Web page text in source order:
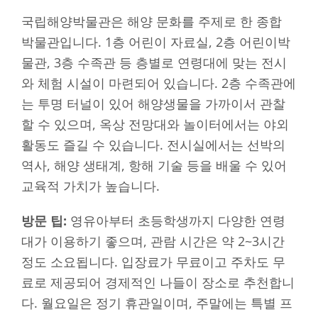
국립해양박물관은 해양 문화를 주제로 한 종합
박물관입니다. 1층 어린이 자료실, 2층 어린이박
물관, 3층 수족관 등 층별로 연령대에 맞는 전시
와 체험 시설이 마련되어 있습니다. 2층 수족관에
는 투명 터널이 있어 해양생물을 가까이서 관찰
할 수 있으며, 옥상 전망대와 놀이터에서는 야외
활동도 즐길 수 있습니다. 전시실에서는 선박의
역사, 해양 생태계, 항해 기술 등을 배울 수 있어
교육적 가치가 높습니다.
방문 팁: 영유아부터 초등학생까지 다양한 연령
대가 이용하기 좋으며, 관람 시간은 약 2~3시간
정도 소요됩니다. 입장료가 무료이고 주차도 무
료로 제공되어 경제적인 나들이 장소로 추천합니
다. 월요일은 정기 휴관일이며, 주말에는 특별 프